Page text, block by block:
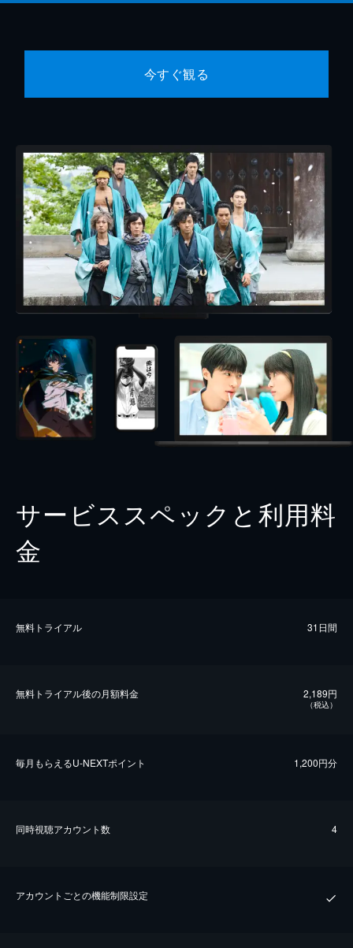
今すぐ観る
サービススペックと利用料
金
無料トライアル 31日間
無料トライアル後の⽉額料金 2,189円
（税込）
毎⽉もらえるU-NEXTポイント 1,200円分
同時視聴アカウント数 4
アカウントごとの機能制限設定